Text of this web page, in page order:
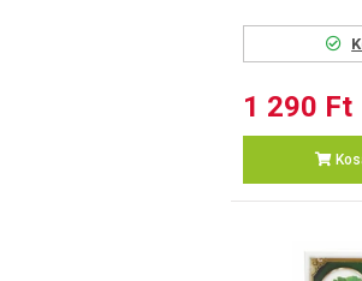
1 290 Ft